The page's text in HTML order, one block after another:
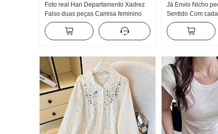
Foto real Han Departamento Xadrez
Falso duas peças Camisa feminino
Babado Redução da idade Solto Sem
mangas Camisa de boneca Regata
Top
Já Envio Nicho
Sentido Com
Regata Colete
Sentido Largura
Conjunto